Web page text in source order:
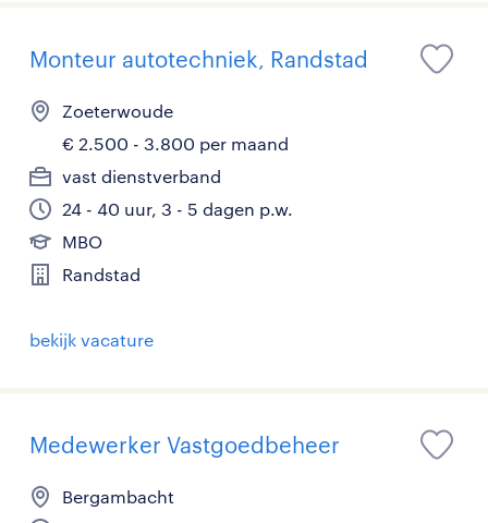
Monteur autotechniek, Randstad
Zoeterwoude
€ 2.500 - 3.800 per maand
vast dienstverband
24 - 40 uur, 3 - 5 dagen p.w.
MBO
Randstad
bekijk vacature
Medewerker Vastgoedbeheer
Bergambacht